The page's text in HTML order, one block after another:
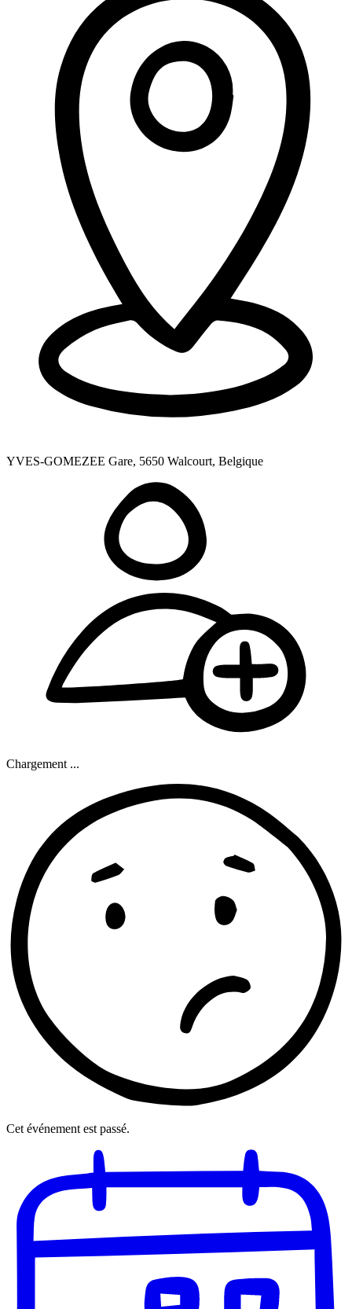
YVES-GOMEZEE Gare, 5650 Walcourt, Belgique
Chargement ...
Cet événement est passé.